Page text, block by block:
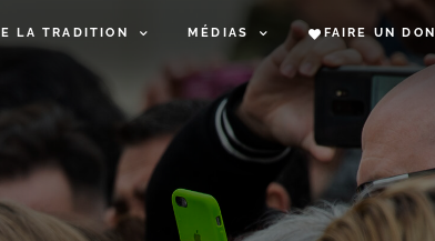
LA TRADITION MÉDIAS FAIRE UN DON